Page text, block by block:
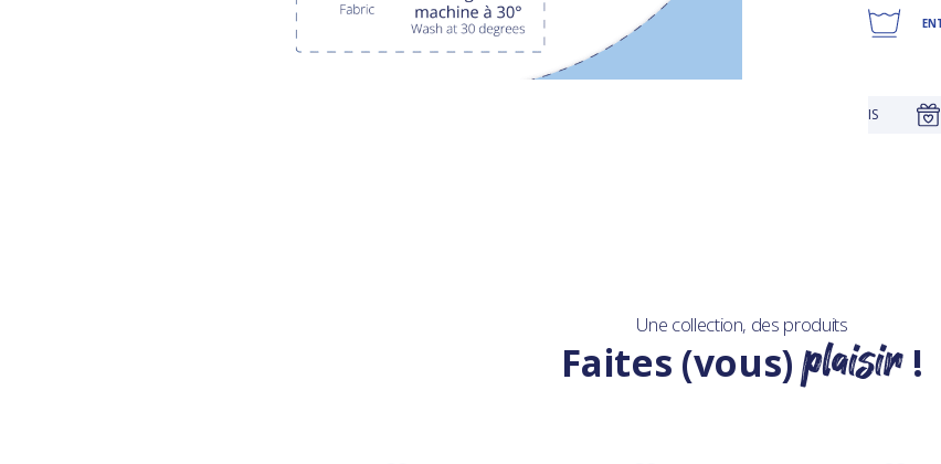
Une collection, des produits
Faites (vous)plaisir!